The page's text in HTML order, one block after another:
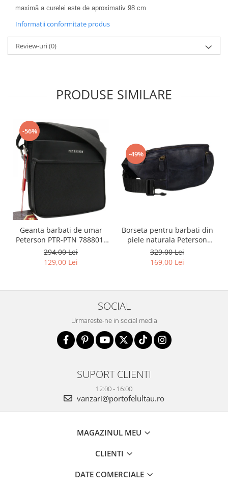
maximă a curelei este de aproximativ 98 cm
Informatii conformitate produs
Review-uri(0)
PRODUSE SIMILARE
-56%
Geanta barbati de umar
Peterson PTR-PTN 788801-
0334 BL
294,00 Lei
129,00 Lei
-49%
Borseta pentru barbati din
piele naturala Peterson
PTR-PTN 2507-HP N
329,00 Lei
169,00 Lei
SOCIAL
Urmareste-ne in social media
SUPORT CLIENTI
12:00 - 16:00
vanzari@portofelultau.ro
MAGAZINUL MEU
CLIENTI
DATE COMERCIALE